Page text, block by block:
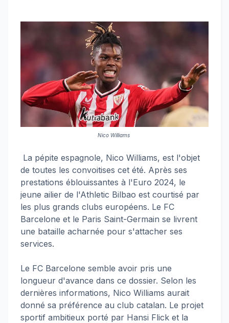
Nico Williams
La pépite espagnole, Nico Williams, est l'objet
de toutes les convoitises cet été. Après ses
prestations éblouissantes à l'Euro 2024, le
jeune ailier de l'Athletic Bilbao est courtisé par
les plus grands clubs européens. Le FC
Barcelone et le Paris Saint-Germain se livrent
une bataille acharnée pour s'attacher ses
services.
Le FC Barcelone semble avoir pris une
longueur d'avance dans ce dossier. Selon les
dernières informations, Nico Williams aurait
donné sa préférence au club catalan. Le projet
sportif ambitieux porté par Hansi Flick et la